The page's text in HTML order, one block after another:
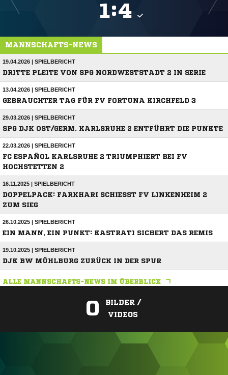
:
MANNSCHAFTS-NEWS
19.04.2026 | SPIELBERICHT
DRITTE PLEITE VON SPG NORDWESTSTADT 2 IN SERIE
13.04.2026 | SPIELBERICHT
GEBRAUCHTER TAG FÜR FV FORTUNA KIRCHFELD 3
29.03.2026 | SPIELBERICHT
SPG DJK OST/GERM. KARLSRUHE 2 ENTFÜHRT DIE PUNKTE
22.03.2026 | SPIELBERICHT
FC ESPAÑOL KARLSRUHE 2 TRIUMPHIERT BEI FV
HOCHSTETTEN 2
16.11.2025 | SPIELBERICHT
DOPPELPACK: FARKHARI SCHIESST FV LINKENHEIM 2 Z
UM SIEG
26.10.2025 | SPIELBERICHT
EIN MANN, EIN PUNKT: KASTRATI SICHERT DAS REMIS
19.10.2025 | SPIELBERICHT
DJK BW MÜHLBURG ZURÜCK IN DER SPUR
ALLE MANNSCHAFTS-NEWS IM ÜBERBLICK
0
BILDER /
VIDEOS